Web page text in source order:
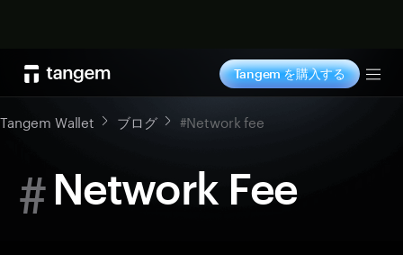
Tangem を購入する
Tangem Wallet ブログ #Network fee
# Network Fee